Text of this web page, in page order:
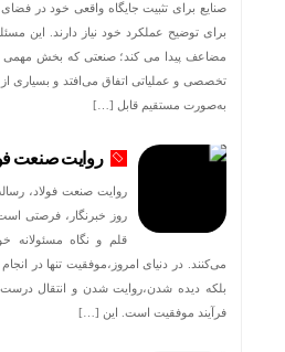
صنایع برای تثبیت جایگاه واقعی خود در
برای توضیح عملکرد خود نیاز دارند. این
مضاعف پیدا می کند؛ صنعتی که بخش مهمی
تخصصی و عملیاتی اتفاق می‌افتد و بسیاری
به‌صورت مستقیم قابل […]
روایت صنعت
روایت صنعت فولاد،‌
روز خبرنگار، فرصتی
قلم و نگاه مسئولانه
می‌کنند. در دنیای امروز،موفقیت تنها در
بلکه دیده شدن،روایت شدن و انتقال
فرآیند موفقیت است. این […]